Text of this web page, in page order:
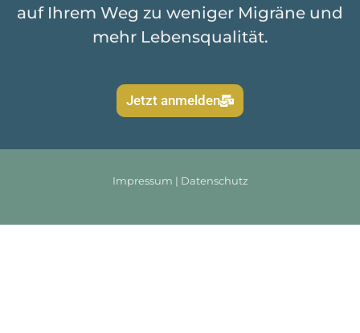
auf Ihrem Weg zu weniger Migräne und
mehr Lebensqualität.
Jetzt anmelden
Impressum | Datenschutz